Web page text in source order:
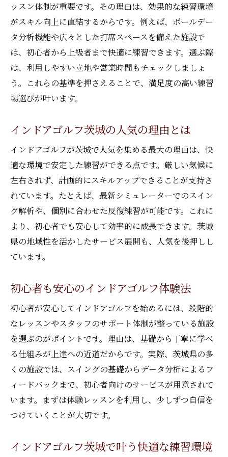
インドアゴルフ茨城は24時間いつでも練習
可
時間に縛られないインドアゴルフの自由度
忙しい方も安心のインドアゴルフ茨城活用
法
深夜も利用できるインドアゴルフ茨城の魅
インドアゴルフ茨城で自分のペースを実現
健康維持に役立つインドアゴルフ活用術
インドアゴルフ茨城で健康維持を実践する
方法
運動習慣に最適なインドアゴルフ茨城の使
い方
インドアゴルフで目指す健康的な生活
る
ストレス緩和にも役立つインドアゴルフ活
用
個人レッスンで差がつくゴルフスキル向上
インドアゴルフ茨城の個人レッスン活用法
マンツーマンで学べる茨城のインドアゴル
フ
インドアゴルフ茨城で技術力を効率的に強
個人指導が人気のインドアゴルフ茨城の魅
ッスン体制が重要です。その理由は、効果的な練習環境
がスキル向上に直結するからです。例えば、ボールデー
タ分析機能や広々とした打席スペースを備えた施設で
は、初心者から上級者まで快適に練習できます。選ぶ際
は、利用しやすい立地や営業時間もチェックしましょ
う。これらの基準を押さえることで、満足度の高い練習
場選びが叶います。
インドアゴルフ茨城の人気の理由とは
インドアゴルフが茨城で人気を集める最大の理由は、快
適な環境で安定した練習ができる点です。厳しい気候に
左右されず、計画的にスキルアップできることが支持さ
れています。たとえば、最新シミュレーターでのスイン
グ解析や、個別に合わせた反復練習が可能です。これに
より、初心者でも安心して効率的に成長できます。茨城
県の地域性を活かしたサービス展開も、人気を後押しし
ています。
初心者も安心のインドアゴルフ体験法
初心者が安心してインドアゴルフを始めるには、段階的
なレッスンやスタッフのサポート体制が整っている施設
を選ぶのがポイントです。理由は、基礎から丁寧に学べ
る仕組みが上達への近道だからです。実際、茨城県の多
くの施設では、スイングの基礎からデータ分析によるフ
ィードバックまで、初心者向けのサービスが用意されて
います。まずは体験レッスンを利用し、少しずつ自信を
つけていくことが大切です。
インドアゴルフ茨城で叶う快適な練習環境